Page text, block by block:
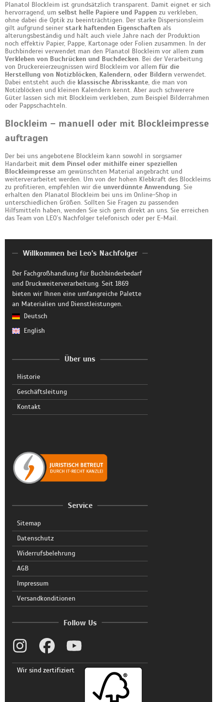
Planatol Blockleim ist grundsätzlich transparent. Damit eignet er sich
hervorragend, um selbst helle Papiere und Pappen zu verkleben,
ohne dabei die Optik zu beeinträchtigen. Der starke Dispersionsleim
gilt aufgrund seiner stark haftenden Eigenschaften als
alterungsbeständig und hält auch viele Jahre nach der Produktion
noch effektiv Papier, Pappe, Kartonage oder Folien zusammen. In der
Buchbinderei verwendet man den Planatol Blockleim vor allem zum
Verkleben von Buchrücken und Buchdecken. Bei der Verarbeitung
von Druckereierzeugnissen wird Blockleim vor allem für die
Herstellung von Notizblöcken, Kalendern, oder Bildern verwendet.
Dabei entsteht auch die klassische Abrisskante, die man von
Notizblöcken und kleinen Kalendern kennt. Aber auch schwerere
Güter lassen sich mit Blockleim verkleben, zum Beispiel Bilderrahmen
oder Pappschachteln.
Blockleim – manuell oder mit Blockleimpresse
auftragen
Der bei uns angebotene Blockleim kann sowohl in sorgsamer
Handarbeit mit dem Pinsel oder mithilfe einer speziellen
Blockleimpresse am gewünschten Material angebracht und
weiterverarbeitet werden. Um von der hohen Klebkraft des Blockleims
zu profitieren, empfehlen wir die unverdünnte Anwendung. Sie
erhalten den Planatol Blockleim bei uns im Online-Shop in
unterschiedlichen Größen. Sollten Sie Fragen zu passenden
Hilfsmitteln haben, wenden Sie sich gern direkt an uns. Sie erreichen
das Team von LEO’s Nachfolger telefonisch oder per E-Mail.
Willkommen bei Leo's Nachfolger
Der Fachgroßhandlung für Buchbinderbedarf
und Druckweiterverarbeitung. Seit 1869
bieten wir Ihnen eine umfangreiche Palette
an Materialien und Dienstleistungen.
Deutsch
English
Über uns
Historie
Geschäftsleitung
Kontakt
Service
Sitemap
Datenschutz
Widerrufsbelehrung
AGB
Impressum
Versandkonditionen
Follow Us
Wir sind zertifiziert